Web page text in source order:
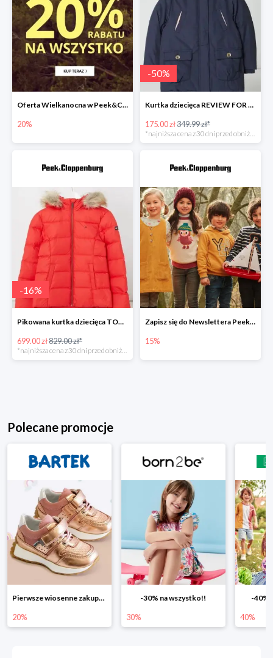
Oferta Wielkanocna w Peek&Cloppenburg do -20%
20%
-50%
Kurtka dziecięca REVIEW FOR KIDS -49%
175.00 zł349.99 zł*
*najniższa cena z 30 dni przed obniżką
-16%
Pikowana kurtka dziecięca TOMMY HILFIGER -15%
699.00 zł829.00 zł*
Zapisz się do Newslettera Peek&Cloppenburg i odbierz 15% zniżki
15%
Polecane promocje
Pierwsze wiosenne zakupy -20%
20%
-30% na wszystko!!
30%
-40%
40%